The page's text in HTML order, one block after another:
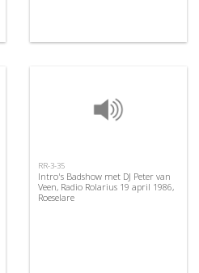
RR-3-35
Intro's Badshow met DJ Peter van
Veen, Radio Rolarius 19 april 1986,
Roeselare